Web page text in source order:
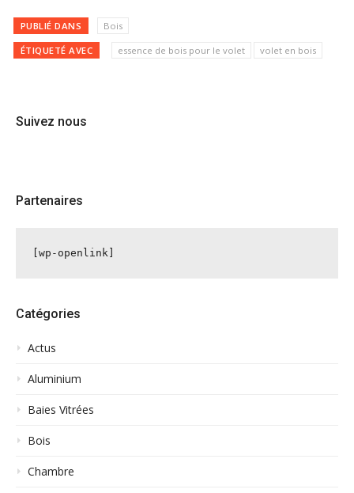
PUBLIÉ DANS Bois
ÉTIQUETÉ AVEC essence de bois pour le volet volet en bois
Suivez nous
Partenaires
[wp-openlink]
Catégories
Actus
Aluminium
Baies Vitrées
Bois
Chambre